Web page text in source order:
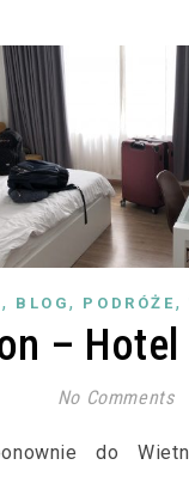
, BLOG, PODRÓŻE ,
– Hotel
No Comments
do